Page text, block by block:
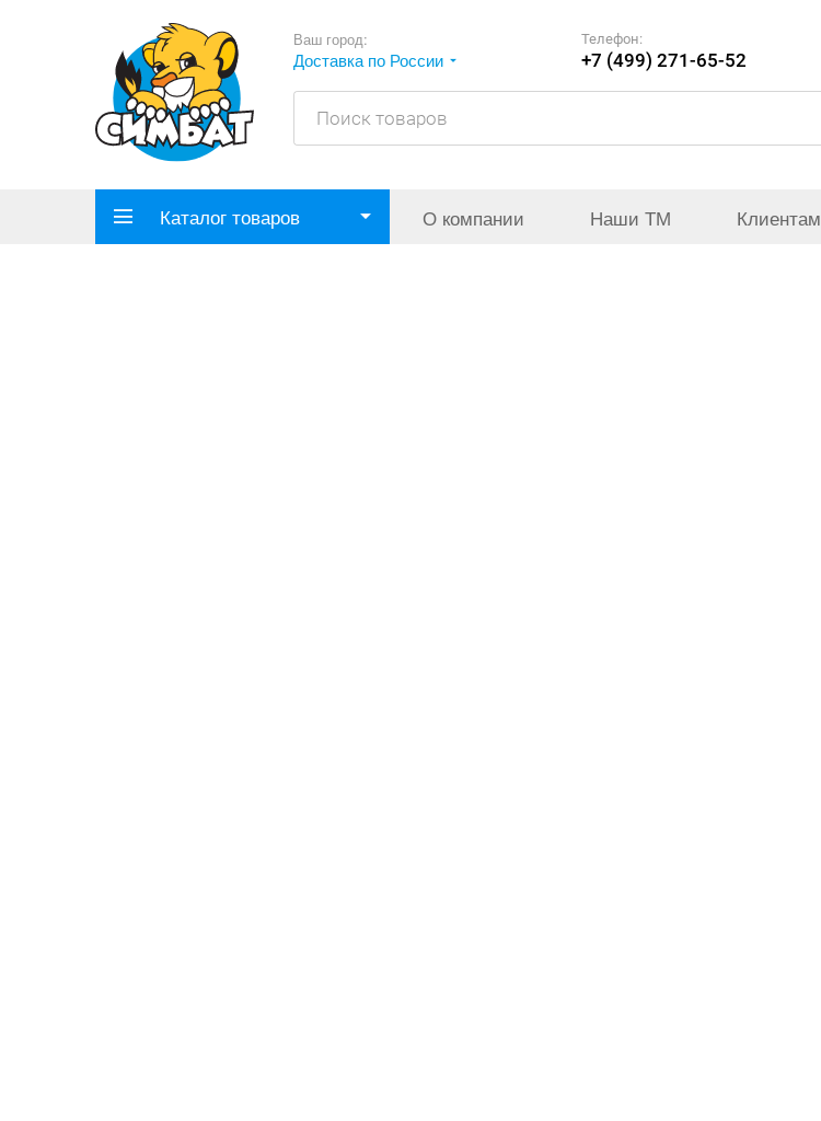
Ваш город:
Доставка по России
Телефон:
+7 (499) 271-65-52
Каталог товаров О компании Наши ТМ Клиентам